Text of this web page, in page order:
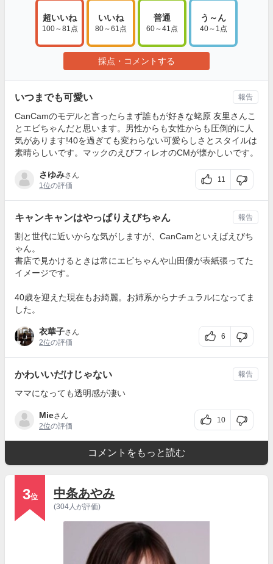
超いいね
100～81点
いいね
80～61点
普通
60～41点
う～ん
40～1点
採点・コメントする
いつまでも可愛い
CanCamのモデルと言ったらまず誰もが好きな蛯原 友里さんこ
とエビちゃんだと思います。男性からも女性からも圧倒的に人
気があります!40を過ぎても変わらない可愛らしさとスタイルは
素晴らしいです。マックのえびフィレオのCMが懐かしいです。
さゆみさん
1位の評価
11
報告
キャンキャンはやっぱりえびちゃん
割と世代に近いからな気がしますが、CanCamといえばえびち
ゃん。
書店で見かけるときは常にエビちゃんや山田優が表紙張ってた
イメージです。
40歳を迎えた現在もお綺麗。お姉系からナチュラルになってま
した。
衣華子さん
2位の評価
6
報告
かわいいだけじゃない
ママになっても透明感が凄い
Mieさん
2位の評価
10
報告
コメントをもっと読む
3位 中条あやみ
(304人が評価)